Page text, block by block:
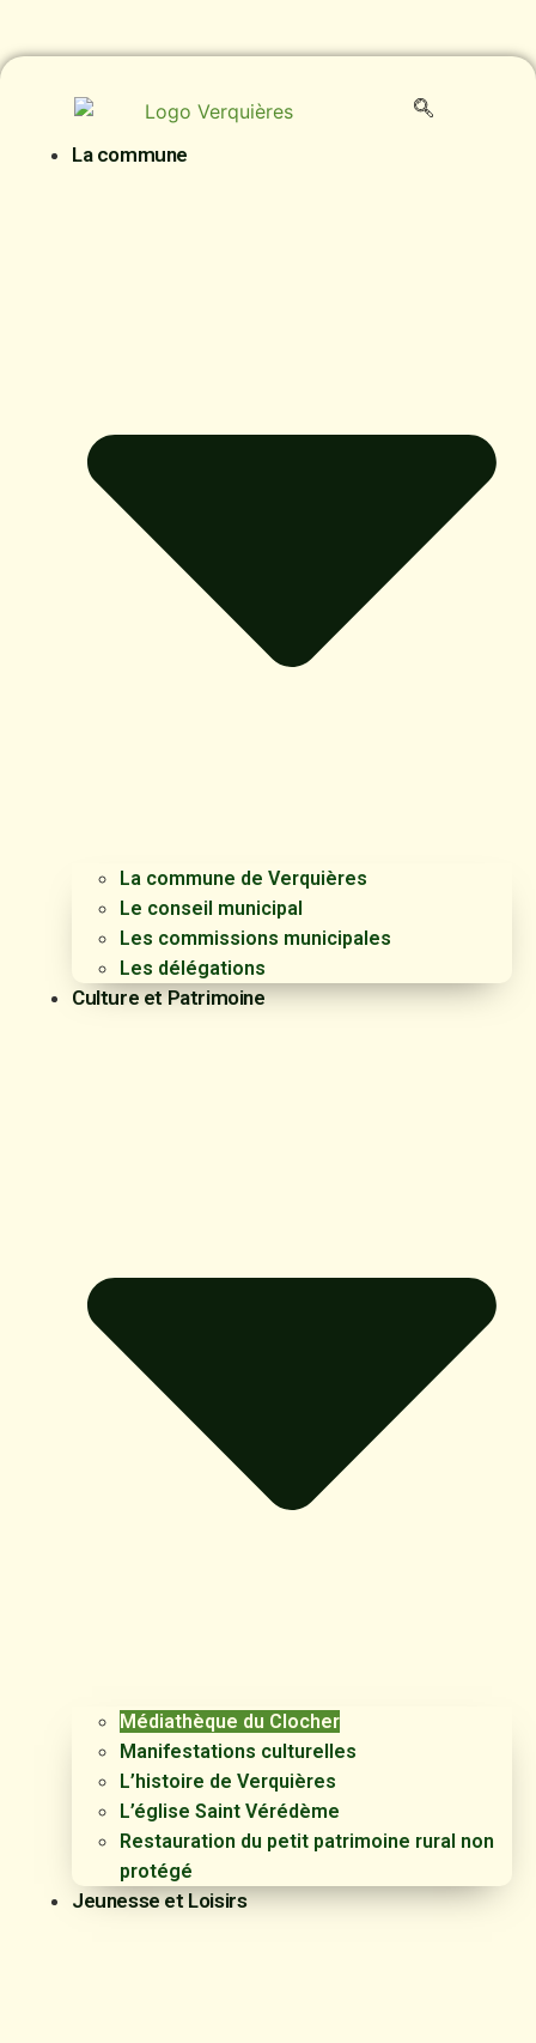
La commune
La commune de Verquières
Le conseil municipal
Les commissions municipales
Les délégations
Culture et Patrimoine
Médiathèque du Clocher
Manifestations culturelles
L’histoire de Verquières
L’église Saint Vérédème
Restauration du petit patrimoine rural non
protégé
Jeunesse et Loisirs